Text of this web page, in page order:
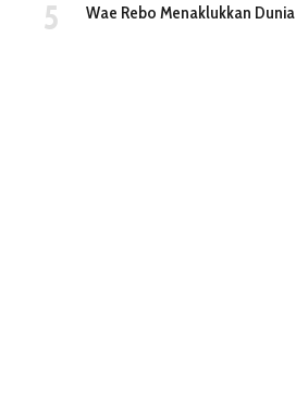
Wae Rebo Menaklukkan Dunia